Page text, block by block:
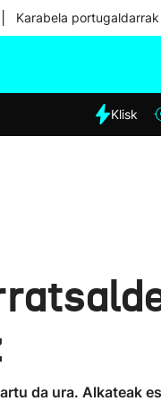
Karabela
Eguraldia
Klisk
da ura. Alkateak